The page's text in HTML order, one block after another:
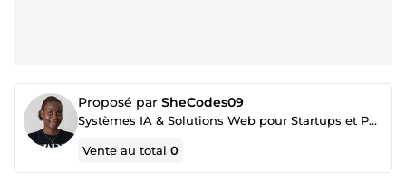
Proposé par SheCodes09
Systèmes IA & Solutions Web pour Startups et PME | Automatisations | Lead-gen | Développement Web
Vente au total0